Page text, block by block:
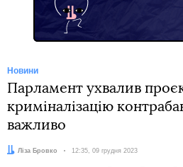
Новини
Парламент ухвалив
криміналізацію
важливо
Автор:
Ліза Бровко Дата:
12:35, 09 грудня 2023